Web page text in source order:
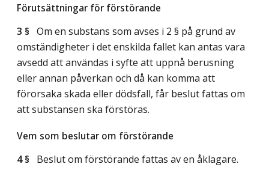
Förutsättningar för förstörande
3 § Om en substans som avses i 2 § på grund av
omständigheter i det enskilda fallet kan antas vara
avsedd att användas i syfte att uppnå berusning
eller annan påverkan och då kan komma att
förorsaka skada eller dödsfall, får beslut fattas om
att substansen ska förstöras.
Vem som beslutar om förstörande
4 § Beslut om förstörande fattas av en åklagare.